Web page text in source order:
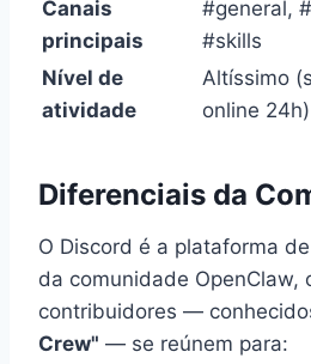
Canais
principais
#general,
#skills
Nível de
atividade
Altíssimo
online 24h)
Diferenciais da
O Discord é a plataforma
da comunidade OpenClaw,
contribuidores —
Crew" — se reúnem para: